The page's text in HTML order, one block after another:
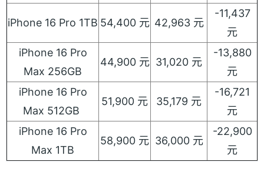
iPhone 16 Pro 1TB 54,400 元 42,963 元
-11,437
元
iPhone 16 Pro
Max 256GB
44,900 元 31,020 元
-13,880
元
iPhone 16 Pro
Max 512GB
51,900 元 35,179 元
-16,721
元
iPhone 16 Pro
Max 1TB
58,900 元 36,000 元
-22,900
元